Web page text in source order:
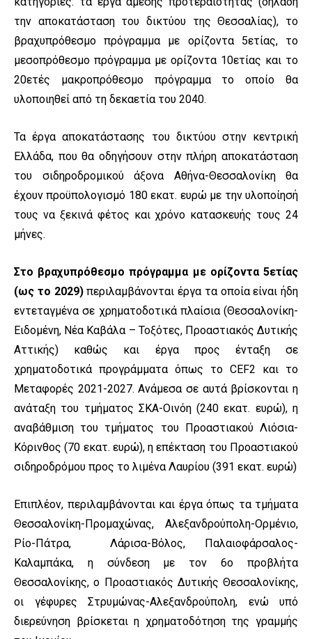
την αποκατάσταση του δικτύου της Θεσσαλίας), το
βραχυπρόθεσμο πρόγραμμα με ορίζοντα 5ετίας, το
μεσοπρόθεσμο πρόγραμμα με ορίζοντα 10ετίας και το
20ετές μακροπρόθεσμο πρόγραμμα το οποίο θα
υλοποιηθεί από τη δεκαετία του 2040.
Τα έργα αποκατάστασης του δικτύου στην κεντρική
Ελλάδα, που θα οδηγήσουν στην πλήρη αποκατάσταση
του σιδηροδρομικού άξονα Αθήνα-Θεσσαλονίκη θα
έχουν προϋπολογισμό 180 εκατ. ευρώ με την υλοποίησή
τους να ξεκινά φέτος και χρόνο κατασκευής τους 24
μήνες.
Στο βραχυπρόθεσμο πρόγραμμα με ορίζοντα 5ετίας
(ως το 2029)περιλαμβάνονται έργα τα οποία είναι ήδη
εντεταγμένα σε χρηματοδοτικά πλαίσια (Θεσσαλονίκη-
Ειδομένη, Νέα Καβάλα – Τοξότες, Προαστιακός Δυτικής
Αττικής) καθώς και έργα προς ένταξη σε
χρηματοδοτικά προγράμματα όπως το CEF2 και το
Μεταφορές 2021-2027. Ανάμεσα σε αυτά βρίσκονται η
ανάταξη του τμήματος ΣΚΑ-Οινόη (240 εκατ. ευρώ), η
αναβάθμιση του τμήματος του Προαστιακού Λιόσια-
Κόρινθος (70 εκατ. ευρώ), η επέκταση του Προαστιακού
σιδηροδρόμου προς το λιμένα Λαυρίου (391 εκατ. ευρώ)
Επιπλέον, περιλαμβάνονται και έργα όπως τα τμήματα
Θεσσαλονίκη-Προμαχώνας, Αλεξανδρούπολη-Ορμένιο,
Ρίο-Πάτρα, Λάρισα-Βόλος, Παλαιοφάρσαλος-
Καλαμπάκα, η σύνδεση με τον 6ο προβλήτα
Θεσσαλονίκης, ο Προαστιακός Δυτικής Θεσσαλονίκης,
οι γέφυρες Στρυμώνας-Αλεξανδρούπολη, ενώ υπό
διερεύνηση βρίσκεται η χρηματοδότηση της γραμμής